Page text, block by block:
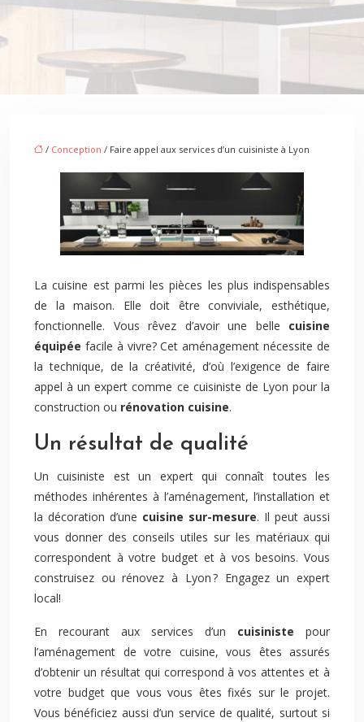
/ Conception / Faire appel aux services d’un cuisiniste à Lyon
La cuisine est parmi les pièces les plus indispensables
de la maison. Elle doit être conviviale, esthétique,
fonctionnelle. Vous rêvez d’avoir une belle cuisine
équipée facile à vivre? Cet aménagement nécessite de
la technique, de la créativité, d’où l’exigence de faire
appel à un expert comme ce cuisiniste de Lyon pour la
construction ou rénovation cuisine.
Un résultat de qualité
Un cuisiniste est un expert qui connaît toutes les
méthodes inhérentes à l’aménagement, l’installation et
la décoration d’une cuisine sur-mesure. Il peut aussi
vous donner des conseils utiles sur les matériaux qui
correspondent à votre budget et à vos besoins. Vous
construisez ou rénovez à Lyon ? Engagez un expert
local!
En recourant aux services d’un cuisiniste pour
l’aménagement de votre cuisine, vous êtes assurés
d’obtenir un résultat qui correspond à vos attentes et à
votre budget que vous vous êtes fixés sur le projet.
Vous bénéficiez aussi d’un service de qualité, surtout si